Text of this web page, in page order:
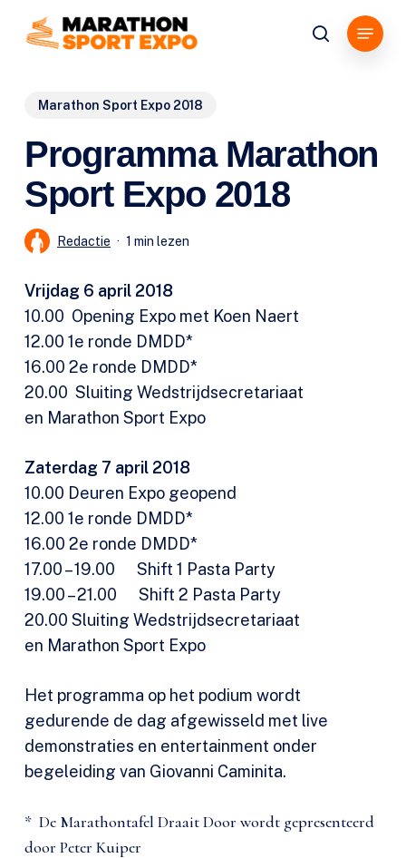
algemene
inhoud
zoeken
Menu
Marathon Sport Expo 2018
Programma Marathon
Sport Expo 2018
Redactie 1 min lezen
Vrijdag 6 april 2018
10.00 Opening Expo met Koen Naert
12.00 1e ronde DMDD*
16.00 2e ronde DMDD*
20.00 Sluiting Wedstrijdsecretariaat
en Marathon Sport Expo
Zaterdag 7 april 2018
10.00 Deuren Expo geopend
12.00 1e ronde DMDD*
16.00 2e ronde DMDD*
17.00 – 19.00 Shift 1 Pasta Party
19.00 – 21.00 Shift 2 Pasta Party
20.00 Sluiting Wedstrijdsecretariaat
en Marathon Sport Expo
Het programma op het podium wordt
gedurende de dag afgewisseld met live
demonstraties en entertainment onder
begeleiding van Giovanni Caminita.
* De Marathontafel Draait Door wordt gepresenteerd
door Peter Kuiper